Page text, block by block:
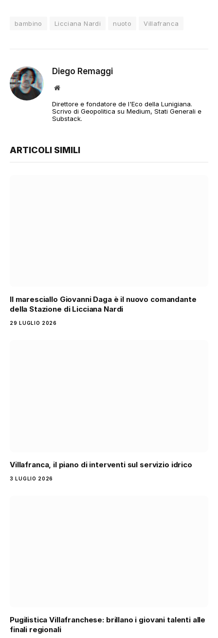
bambino Licciana Nardi nuoto Villafranca
Diego Remaggi
Sito
Direttore e fondatore de l'Eco della Lunigiana.
Scrivo di Geopolitica su Medium, Stati Generali e
Substack.
ARTICOLI SIMILI
Il maresciallo Giovanni Daga è il nuovo comandante
della Stazione di Licciana Nardi
29 LUGLIO 2026
Villafranca, il piano di interventi sul servizio idrico
3 LUGLIO 2026
Pugilistica Villafranchese: brillano i giovani talenti alle
finali regionali